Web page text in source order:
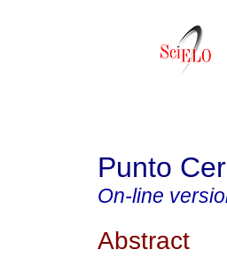
Punto
On-line
Abstract